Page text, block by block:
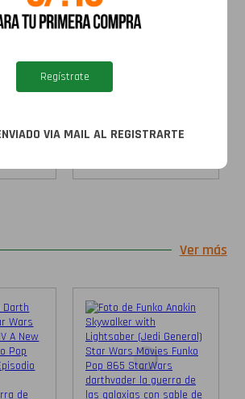
Regístrate
VIA MAIL AL REGISTRARTE
Disponible
(Gris...
S/
S/89.90
Agregar al
Ver más